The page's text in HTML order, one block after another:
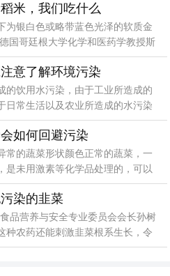
米，我们吃什么
为银白色或略带蓝色光泽的软质金
国哥廷根大学化学和医药学教授斯
意了解环境污染
的饮用水污染，由于工业所造成的
日常生活以及农业所造成的水污染
如何回避污染
常的蔬菜形状颜色正常的蔬菜，一
是未用激素等化学品处理的，可以
染的韭菜
品营养与安全专业委员会会长孙树
种农药还能刺激韭菜根系生长，令